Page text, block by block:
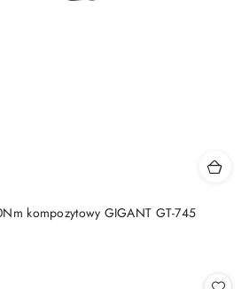
kompozytowy GIGANT GT-745